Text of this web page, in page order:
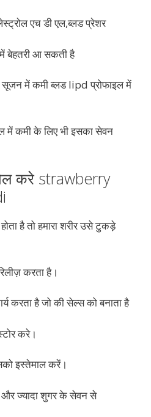
एच डी एल,ब्लड प्रेशर
बेहतरी आ सकती है
सूजन में कमी ब्लड lipd प्रोफाइल में
में कमी के लिए भी इसका सेवन
करे strawberry
है तो हमारा शरीर उसे टुकड़े
करता है।
करता है जो की सेल्स को बनाता है
करे।
इस्तेमाल करें।
और ज्यादा शुगर के सेवन से